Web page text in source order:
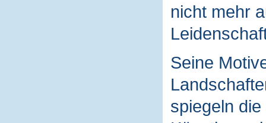
nicht mehr
Seine
spiegeln